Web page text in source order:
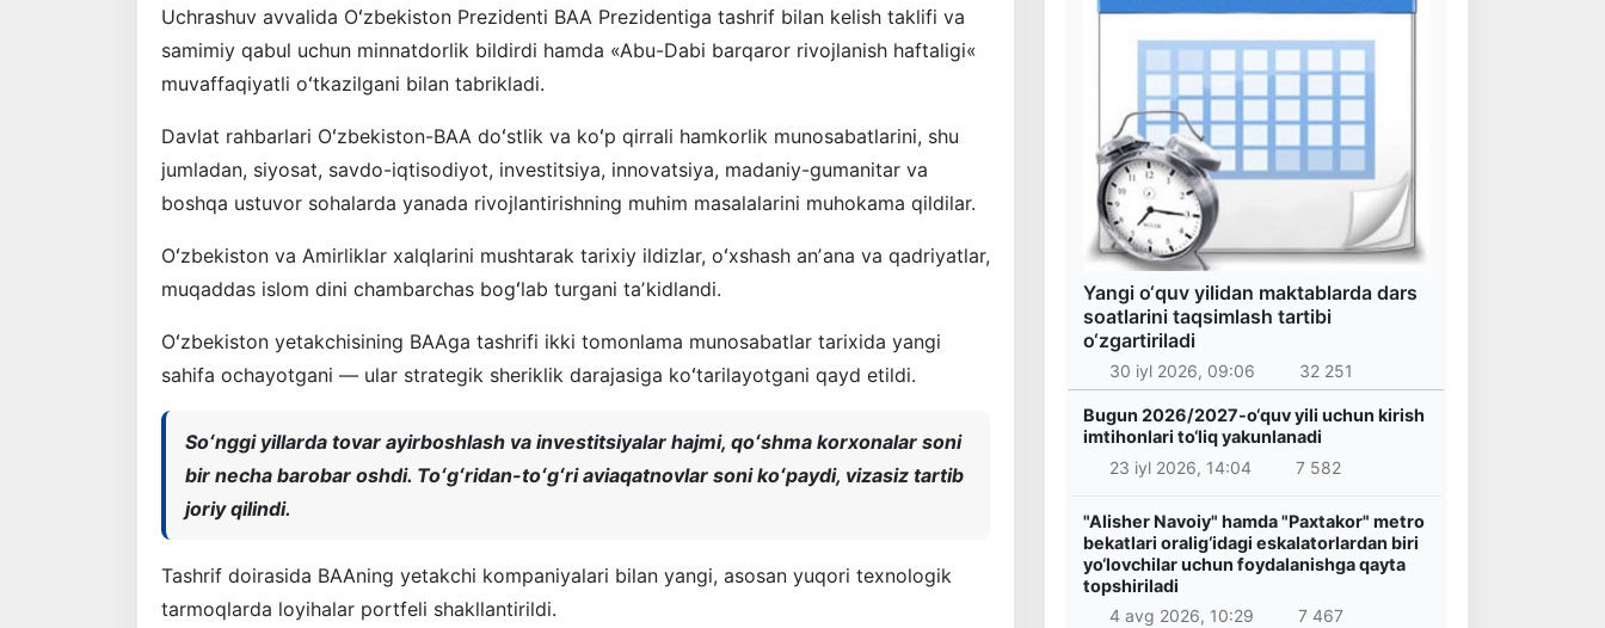
Uchrashuv avvalida Oʻzbekiston Prezidenti BAA Prezidentiga tashrif bilan kelish taklifi va
samimiy qabul uchun minnatdorlik bildirdi hamda «Abu-Dabi barqaror rivojlanish haftaligi«
muvaffaqiyatli oʻtkazilgani bilan tabrikladi.
Davlat rahbarlari Oʻzbekiston-BAA doʻstlik va koʻp qirrali hamkorlik munosabatlarini, shu
jumladan, siyosat, savdo-iqtisodiyot, investitsiya, innovatsiya, madaniy-gumanitar va
boshqa ustuvor sohalarda yanada rivojlantirishning muhim masalalarini muhokama qildilar.
Oʻzbekiston va Amirliklar xalqlarini mushtarak tarixiy ildizlar, oʻxshash anʼana va qadriyatlar,
muqaddas islom dini chambarchas bogʻlab turgani taʼkidlandi.
Oʻzbekiston yetakchisining BAAga tashrifi ikki tomonlama munosabatlar tarixida yangi
sahifa ochayotgani — ular strategik sheriklik darajasiga koʻtarilayotgani qayd etildi.
Soʻnggi yillarda tovar ayirboshlash va investitsiyalar hajmi, qoʻshma korxonalar soni
bir necha barobar oshdi. Toʻgʻridan-toʻgʻri aviaqatnovlar soni koʻpaydi, vizasiz tartib
joriy qilindi.
Tashrif doirasida BAAning yetakchi kompaniyalari bilan yangi, asosan yuqori texnologik
tarmoqlarda loyihalar portfeli shakllantirildi.
Yangi o‘quv yilidan maktablarda dars
soatlarini taqsimlash tartibi
o‘zgartiriladi
30 iyl 2026, 09:06 32 251
Bugun 2026/2027-o‘quv yili uchun kirish
imtihonlari to‘liq yakunlanadi
23 iyl 2026, 14:04
7 582
"Alisher Navoiy" hamda "Paxtakor" metro
bekatlari oralig‘idagi eskalatorlardan biri
yo‘lovchilar uchun foydalanishga qayta
topshiriladi
4 avg 2026, 10:29
7 467